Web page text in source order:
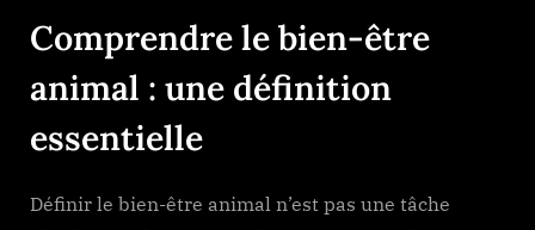
Comprendre le bien-être
animal : une définition
essentielle
Définir le bien-être animal n’est pas une tâche